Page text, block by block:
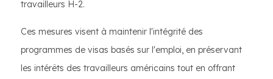
travailleurs H-2.
Ces mesures visent à maintenir l'intégrité des
programmes de visas basés sur l'emploi, en préservant
les intérêts des travailleurs américains tout en offrant